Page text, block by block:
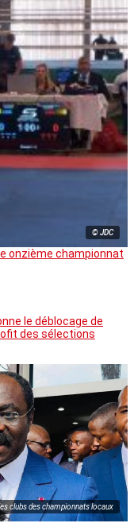
© JDC
onzième championnat
le déblocage de
des sélections
clubs des championnats locaux